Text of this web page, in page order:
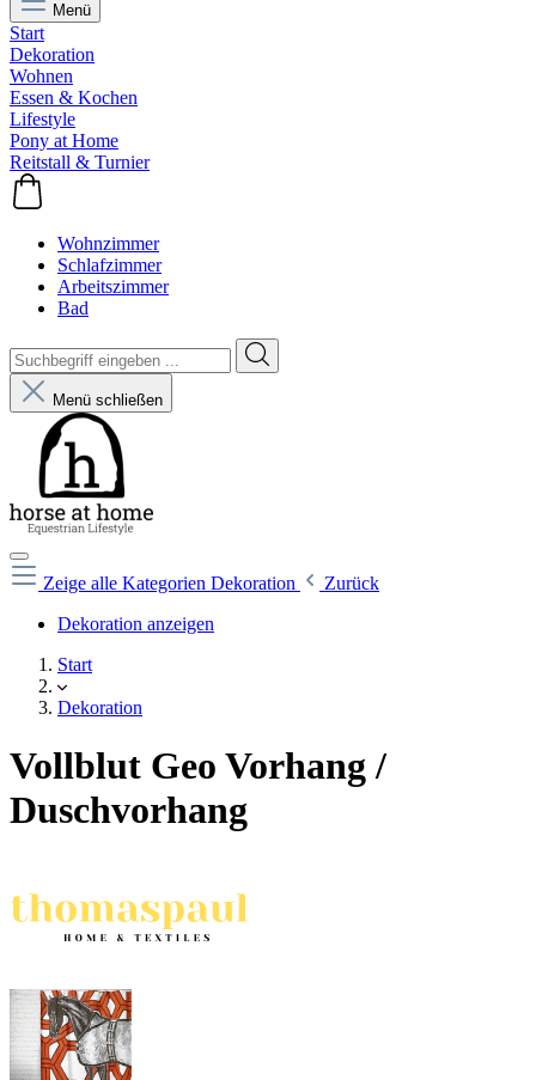
Menü
Start
Dekoration
Wohnen
Essen & Kochen
Lifestyle
Pony at Home
Reitstall & Turnier
Wohnzimmer
Schlafzimmer
Arbeitszimmer
Bad
Menü schließen
Zeige alle Kategorien Dekoration
Zurück
Dekoration anzeigen
Start
Dekoration
Vollblut Geo Vorhang /
Duschvorhang